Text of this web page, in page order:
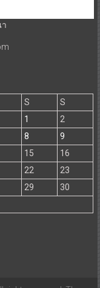
S
S
1
2
8
9
15
16
22
23
29
30